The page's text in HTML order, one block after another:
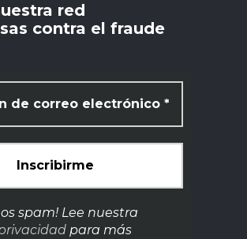
red
contra el fraude
spam! Lee nuestra
para más